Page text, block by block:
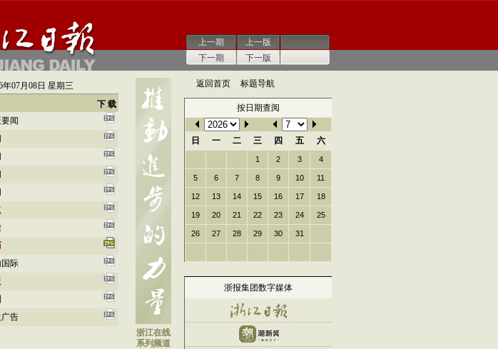
上一期
下一期
上一版
下一版
年07月08日 星期三
下 载
闻
国际
广告
浙江在线
系列频道
返回首页 标题导航
按日期查阅
日 一 二 三 四 五 六
1 2 3 4
5 6 7 8 9 10 11
12 13 14 15 16 17 18
19 20 21 22 23 24 25
26 27 28 29 30 31
浙报集团数字媒体